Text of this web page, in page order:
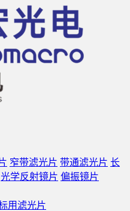
窄带滤光片 带通滤光片 长
光学反射镜片 偏振镜片
用滤光片